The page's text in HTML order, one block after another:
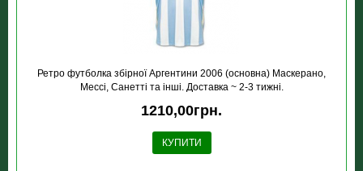
Ретро футболка збірної Аргентини 2006 (основна) Маскерано,
Мессі, Санетті та інші. Доставка ~ 2-3 тижні.
1210,00грн.
КУПИТИ